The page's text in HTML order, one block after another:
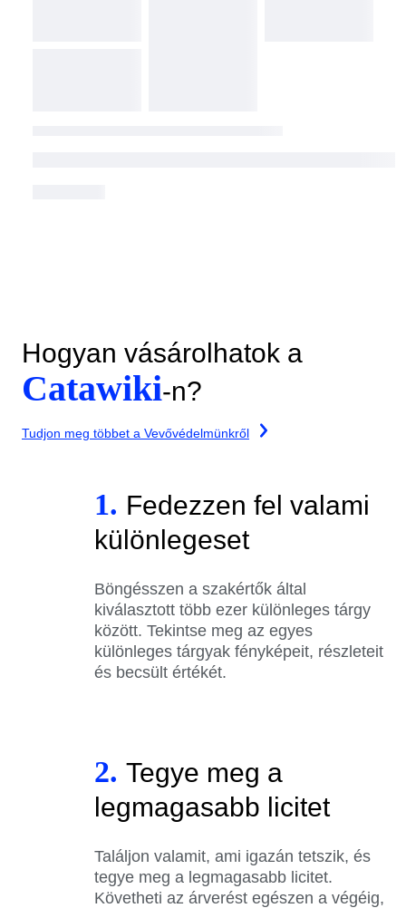
Hogyan vásárolhatok a
Catawiki-n?
Tudjon meg többet a Vevővédelmünkről
1. Fedezzen fel valami
különlegeset
Böngésszen a szakértők által
kiválasztott több ezer különleges tárgy
között. Tekintse meg az egyes
különleges tárgyak fényképeit, részleteit
és becsült értékét.
2. Tegye meg a
legmagasabb licitet
Találjon valamit, ami igazán tetszik, és
tegye meg a legmagasabb licitet.
Követheti az árverést egészen a végéig,